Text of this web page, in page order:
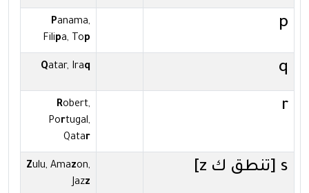
p
Panama,
Filipa, Top
q
Qatar, Iraq
r
Robert,
Portugal,
Qatar
s [تنطق ك z] Zulu, Amazon,
Jazz